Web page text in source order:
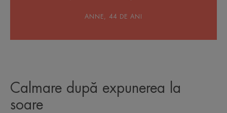
ANNE, 44 DE ANI
Calmare după expunerea la
soare